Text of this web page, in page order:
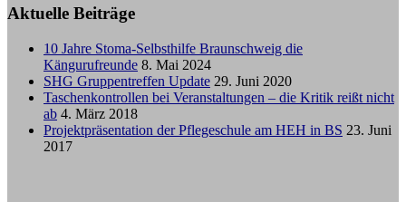
Aktuelle Beiträge
10 Jahre Stoma-Selbsthilfe Braunschweig die
Kängurufreunde 8. Mai 2024
SHG Gruppentreffen Update 29. Juni 2020
Taschenkontrollen bei Veranstaltungen – die Kritik reißt nicht
ab 4. März 2018
Projektpräsentation der Pflegeschule am HEH in BS 23. Juni
2017